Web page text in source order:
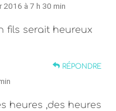
2016 à 7 h 30 min
fils serait heureux
RÉPONDRE
heures ,des heures